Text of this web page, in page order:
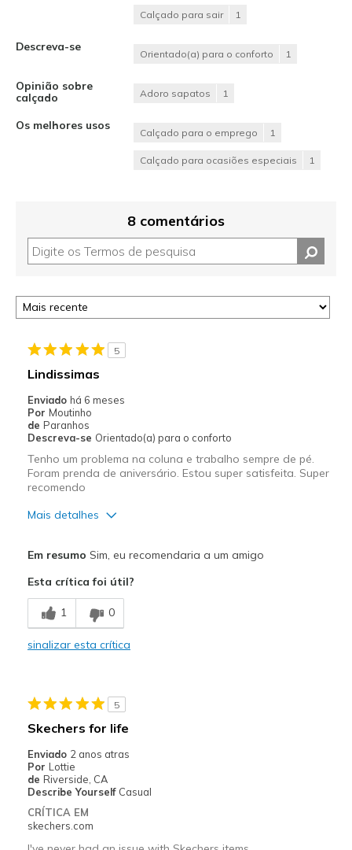
Calçado para sair 1
Descreva-se
Orientado(a) para o conforto 1
Opinião sobre
calçado
Adoro sapatos 1
Os melhores usos
Calçado para o emprego 1
Calçado para ocasiões especiais 1
8 comentários
5
Lindissimas
Enviado há 6 meses
Por Moutinho
de Paranhos
Descreva-se Orientado(a) para o conforto
Tenho um problema na coluna e trabalho sempre de pé.
Foram prenda de aniversário. Estou super satisfeita. Super
recomendo
Mais detalhes
Confortáveis
Leves
Calçado para o emprego
Largura
Números
Parecem de acordo com o número
Os melhores
usos
Em resumo Sim, eu recomendaria a um amigo
Esta crítica foi útil?
1 0
sinalizar esta crítica
5
Skechers for life
Enviado 2 anos atras
Por Lottie
de Riverside, CA
Describe Yourself Casual
CRÍTICA EM
skechers.com